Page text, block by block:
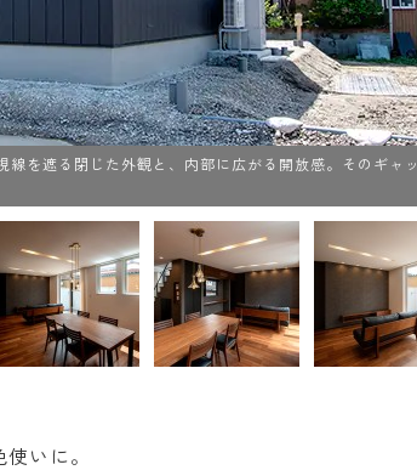
を遮る閉じた外観と、内部に広がる開放感。そのギャッ
いに。